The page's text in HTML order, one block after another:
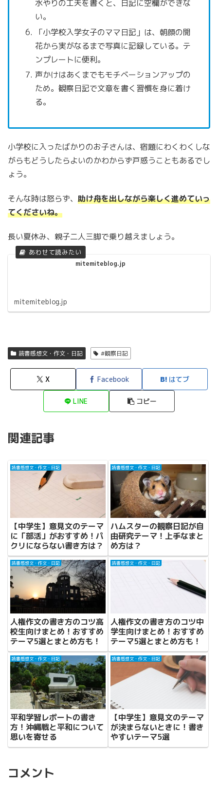
水やりの工夫を書くと、日記に空欄ができな
い。
「小学校入学女子のママ日記」は、朝顔の開
花から実がなるまで写真に記録している。テ
ンプレートに便利。
声かけはあくまでもモチベーションアップの
ため。観察日記で文章を書く習慣を身に着け
る。
小学校に入ったばかりのお子さんは、宿題にわくわくしな
がらもどうしたらよいのかわからず戸惑うこともあるでし
ょう。
そんな時は怒らず、 助け舟を出しながら楽しく進めていっ
てくださいね。
長い夏休み、親子二人三脚で乗り越えましょう。
mitemiteblog.jp
mitemiteblog.jp
読書感想文・作文・日記 #観察日記
X Facebook はてブ
LINE コピー
関連記事
読書感想文・作文・日記
【中学生】意見文のテーマ
に「部活」がおすすめ！パ
クリにならない書き方は？
読書感想文・作文・日記
ハムスターの観察日記が自
由研究テーマ！上手なまと
め方は？
読書感想文・作文・日記
人権作文の書き方のコツ高
校生向けまとめ！おすすめ
テーマ5選とまとめ方も！
読書感想文・作文・日記
人権作文の書き方のコツ中
学生向けまとめ！おすすめ
テーマ5選とまとめ方も！
読書感想文・作文・日記
平和学習レポートの書き
方！沖縄戦と平和について
思いを寄せる
読書感想文・作文・日記
【中学生】意見文のテーマ
が決まらないときに！書き
やすいテーマ5選
コメント